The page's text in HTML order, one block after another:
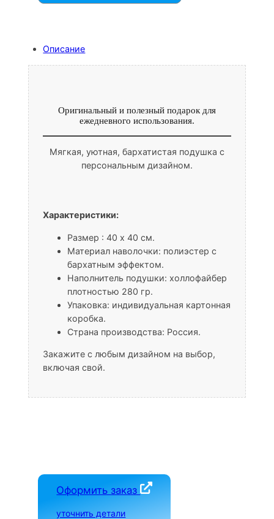
Описание
Оригинальный и полезный подарок для
ежедневного использования.
Мягкая, уютная, бархатистая подушка с
персональным дизайном.
Характеристики:
Размер : 40 x 40 см.
Материал наволочки: полиэстер с
бархатным эффектом.
Наполнитель подушки: холлофайбер
плотностью 280 гр.
Упаковка: индивидуальная картонная
коробка.
Страна производства: Россия.
Закажите с любым дизайном на выбор,
включая свой.
Оформить заказ
уточнить детали